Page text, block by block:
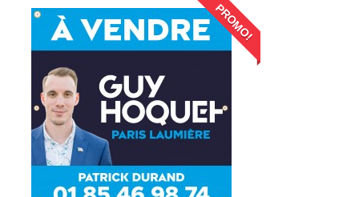
PROMO!